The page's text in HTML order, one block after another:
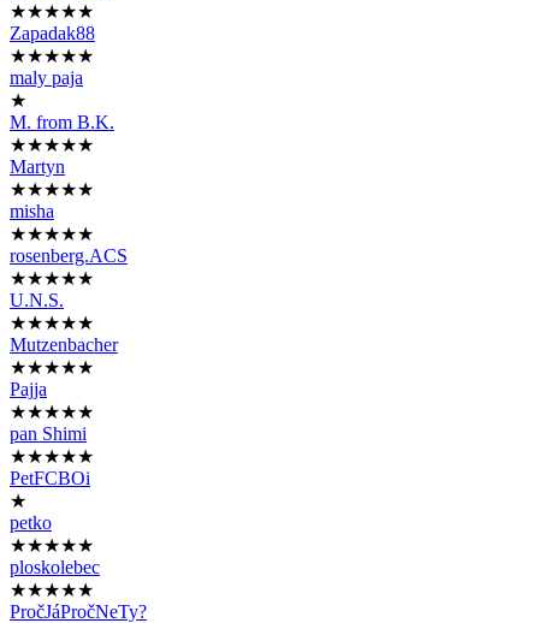
★★★★★
Zapadak88
★★★★★
maly paja
★
M. from B.K.
★★★★★
Martyn
★★★★★
misha
★★★★★
rosenberg.ACS
★★★★★
U.N.S.
★★★★★
Mutzenbacher
★★★★★
Pajja
★★★★★
pan Shimi
★★★★★
PetFCBOi
★
petko
★★★★★
ploskolebec
★★★★★
PročJáPročNeTy?